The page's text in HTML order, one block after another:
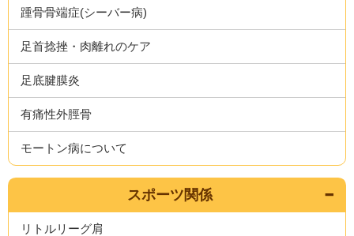
踵骨骨端症(シーバー病)
足首捻挫・肉離れのケア
足底腱膜炎
有痛性外脛骨
モートン病について
スポーツ関係
リトルリーグ肩